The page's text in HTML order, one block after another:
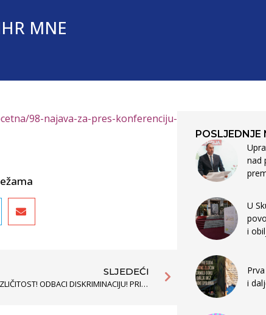
MNE
98-najava-za-pres-konferenciju-
SLJEDEĆI
POŠTUJ RAZLIČITOST! ODBACI DISKRIMINACIJU! PRIHVATI ČOVJEKA!
POSLJEDNJE
nad
U
i
i